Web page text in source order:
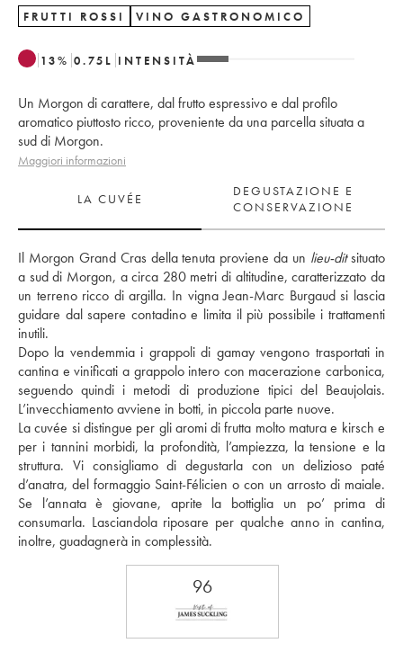
FRUTTI ROSSI VINO GASTRONOMICO
13% 0.75 L INTENSITÀ
Un Morgon di carattere, dal frutto espressivo e dal profilo
aromatico piuttosto ricco, proveniente da una parcella situata a
sud di Morgon.
Maggiori informazioni
LA CUVÉE
DEGUSTAZIONE E
CONSERVAZIONE
Il Morgon Grand Cras della tenuta proviene da un lieu-dit situato
a sud di Morgon, a circa 280 metri di altitudine, caratterizzato da
un terreno ricco di argilla. In vigna Jean-Marc Burgaud si lascia
guidare dal sapere contadino e limita il più possibile i trattamenti
inutili.
Dopo la vendemmia i grappoli di gamay vengono trasportati in
cantina e vinificati a grappolo intero con macerazione carbonica,
seguendo quindi i metodi di produzione tipici del Beaujolais.
L’invecchiamento avviene in botti, in piccola parte nuove.
La cuvée si distingue per gli aromi di frutta molto matura e kirsch e
per i tannini morbidi, la profondità, l’ampiezza, la tensione e la
struttura. Vi consigliamo di degustarla con un delizioso paté
d’anatra, del formaggio Saint-Félicien o con un arrosto di maiale.
Se l’annata è giovane, aprite la bottiglia un po’ prima di
consumarla. Lasciandola riposare per qualche anno in cantina,
inoltre, guadagnerà in complessità.
96